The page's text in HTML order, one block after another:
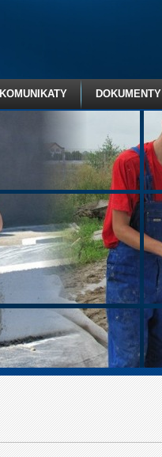
KOMUNIKATY DOKUMENTY